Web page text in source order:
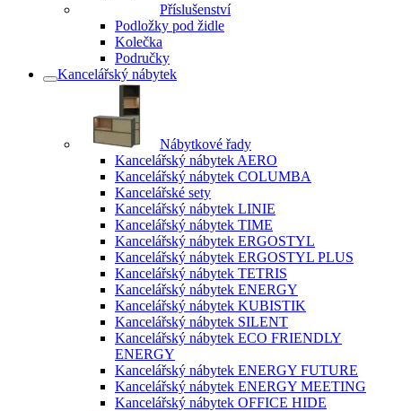
Příslušenství
Podložky pod židle
Kolečka
Područky
Kancelářský nábytek
Nábytkové řady
Kancelářský nábytek AERO
Kancelářský nábytek COLUMBA
Kancelářské sety
Kancelářský nábytek LINIE
Kancelářský nábytek TIME
Kancelářský nábytek ERGOSTYL
Kancelářský nábytek ERGOSTYL PLUS
Kancelářský nábytek TETRIS
Kancelářský nábytek ENERGY
Kancelářský nábytek KUBISTIK
Kancelářský nábytek SILENT
Kancelářský nábytek ECO FRIENDLY
ENERGY
Kancelářský nábytek ENERGY FUTURE
Kancelářský nábytek ENERGY MEETING
Kancelářský nábytek OFFICE HIDE